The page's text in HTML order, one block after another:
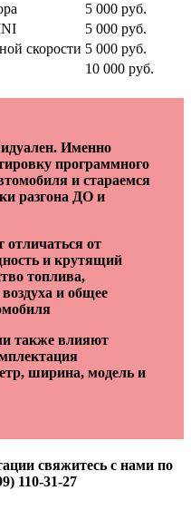
5 000 руб.
5 000 руб.
скорости 5 000 руб.
10 000 руб.
Именно
программного
и стараемся
разгона ДО и
отличаться от
и крутящий
топлива,
и общее
также влияют
ширина, модель и
свяжитесь с нами по
110-31-27